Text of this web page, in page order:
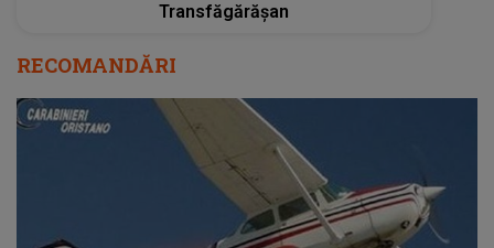
Transfăgărășan
RECOMANDĂRI